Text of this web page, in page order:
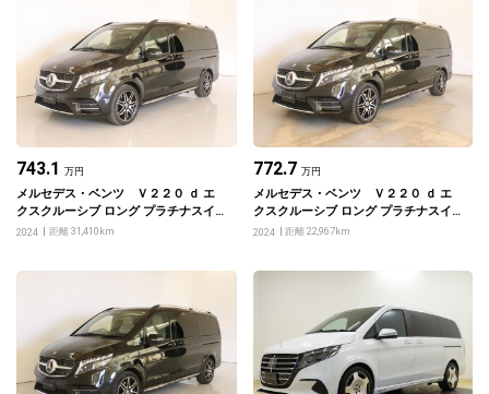
743.1 万円
メルセデス・ベンツ Ｖ２２０ ｄ エ
クスクルーシブ ロング プラチナスイ
ート
2024 距離 31,410km
772.7 万円
メルセデス・ベンツ Ｖ２２０ ｄ エ
クスクルーシブ ロング プラチナスイ
ート
2024 距離 22,967km